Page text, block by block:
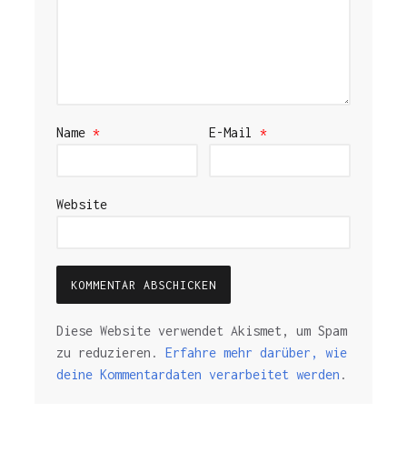
Name * E-Mail*
Website
Diese Website verwendet Akismet, um Spam
zu reduzieren.
Erfahre mehr darüber, wie
deine Kommentardaten verarbeitet werden .